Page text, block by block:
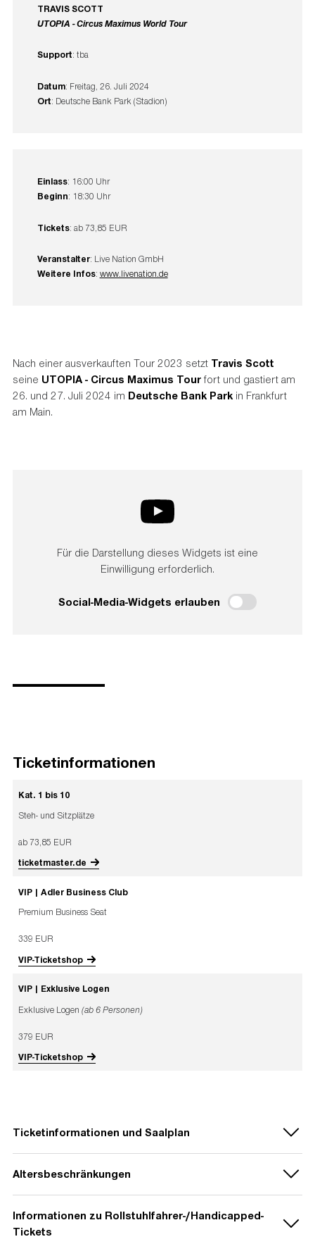
TRAVIS SCOTT
UTOPIA - Circus Maximus World Tour
Support: tba
Datum: Freitag, 26. Juli 2024
Ort: Deutsche Bank Park (Stadion)
Einlass: 16:00 Uhr
Beginn: 18:30 Uhr
Tickets: ab 73,85 EUR
Veranstalter: Live Nation GmbH
Weitere Infos: www.livenation.de
Nach einer ausverkauften Tour 2023 setzt Travis Scott
seine UTOPIA - Circus Maximus Tourfort und gastiert am
26. und 27. Juli 2024 im Deutsche Bank Parkin Frankfurt
am Main.
Für die Darstellung dieses Widgets ist eine
Einwilligung erforderlich.
Social-Media-Widgets erlauben
Ticketinformationen
Kat. 1 bis 10
Steh- und Sitzplätze
ab 73,85 EUR
ticketmaster.de
VIP | Adler Business Club
Premium Business Seat
339 EUR
VIP-Ticketshop
VIP | Exklusive Logen
Exklusive Logen(ab 6 Personen)
379 EUR
VIP-Ticketshop
Ticketinformationen und Saalplan
Mittwoch, 15. Mai um 15 Uhr: Telekom Prio
Altersbeschränkungen
Informationen zu Rollstuhlfahrer-/Handicapped-
Tickets